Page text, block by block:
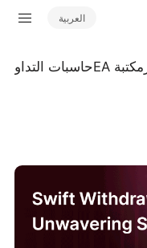
العربية
مكتبة EA حاسبات التداول